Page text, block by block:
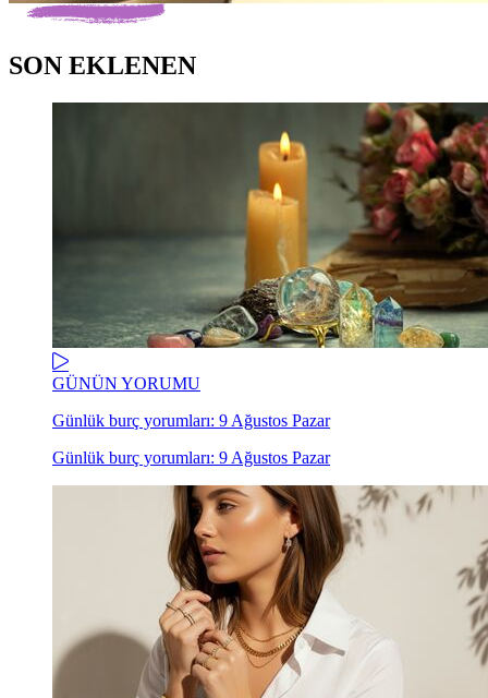
SON EKLENEN
GÜNÜN YORUMU
Günlük burç yorumları: 9 Ağustos Pazar
Günlük burç yorumları: 9 Ağustos Pazar